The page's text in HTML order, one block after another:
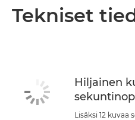
Tekniset
Hiljainen
Lisäksi 12 kuvaa